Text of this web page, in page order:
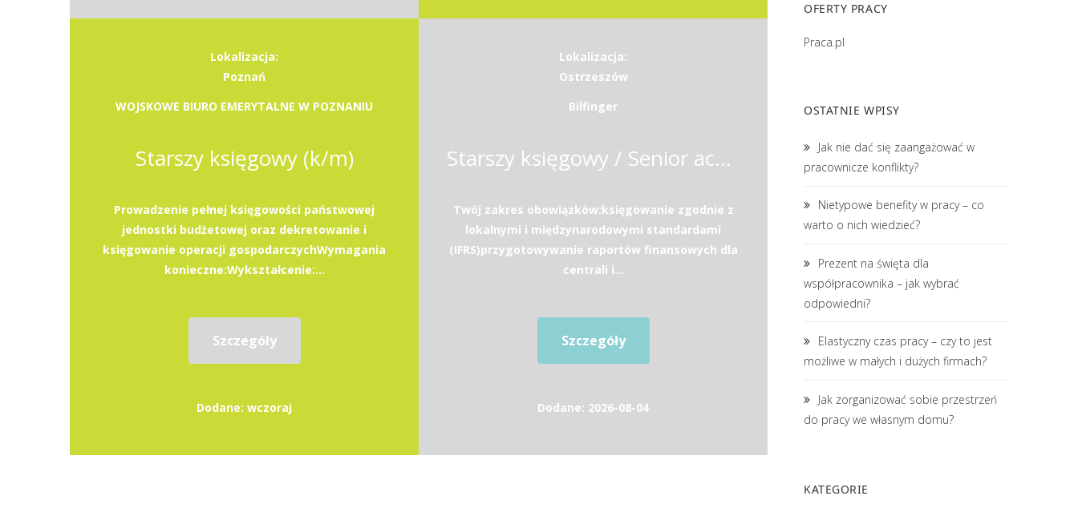
Lokalizacja:
Poznań
WOJSKOWE BIURO EMERYTALNE W POZNANIU
Starszy księgowy (k/m)
Prowadzenie pełnej księgowości państwowej
jednostki budżetowej oraz dekretowanie i
księgowanie operacji gospodarczychWymagania
konieczne:Wykształcenie:...
Szczegóły
Dodane: wczoraj
Lokalizacja:
Ostrzeszów
Bilfinger
Starszy księgowy / Senior accountant​ (K/M)
Twój zakres obowiązków:księgowanie zgodnie z
lokalnymi i międzynarodowymi standardami
(IFRS)przygotowywanie raportów finansowych dla
centrali i...
Szczegóły
Dodane: 2026-08-04
OFERTY PRACY
Praca.pl
OSTATNIE WPISY
Jak nie dać się zaangażować w
pracownicze konflikty?
Nietypowe benefity w pracy – co
warto o nich wiedzieć?
Prezent na święta dla
współpracownika – jak wybrać
odpowiedni?
Elastyczny czas pracy – czy to jest
możliwe w małych i dużych firmach?
Jak zorganizować sobie przestrzeń
do pracy we własnym domu?
KATEGORIE